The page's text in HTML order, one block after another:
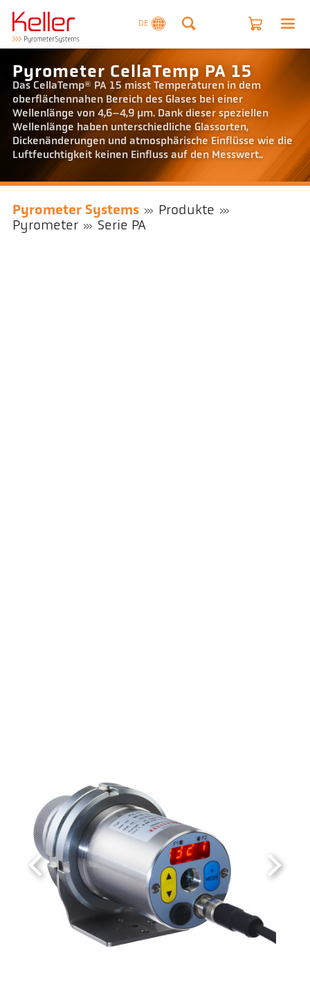
DE
Pyrometer CellaTemp PA 15
Das CellaTemp® PA 15 misst Temperaturen in dem
oberflächennahen Bereich des Glases bei einer
Wellenlänge von 4,6–4,9 µm. Dank dieser speziellen
Wellenlänge haben unterschiedliche Glassorten,
Dickenänderungen und atmosphärische Einflüsse wie die
Luftfeuchtigkeit keinen Einfluss auf den Messwert..
Pyrometer Systems
Produkte
Pyrometer
Serie PA